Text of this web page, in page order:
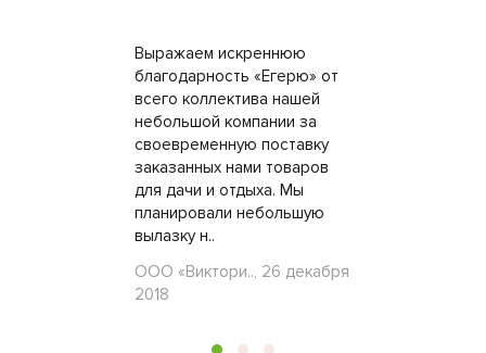
Выражаем искреннюю
благодарность «Егерю» от
всего коллектива нашей
небольшой компании за
своевременную поставку
заказанных нами товаров
для дачи и отдыха. Мы
планировали небольшую
вылазку н..
ООО «Виктори.., 26 декабря
2018